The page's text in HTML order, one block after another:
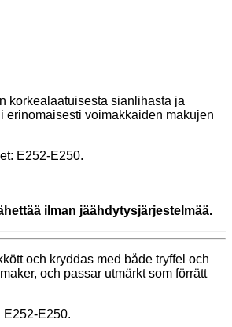
korkealaatuisesta sianlihasta ja
erinomaisesti voimakkaiden makujen
E252-E250.
ilman jäähdytysjärjestelmää.
och kryddas med både tryffel och
och passar utmärkt som förrätt
E252-E250.